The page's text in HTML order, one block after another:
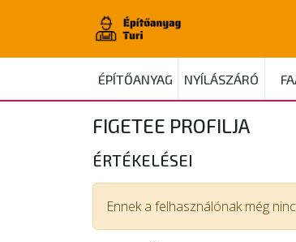
ÉPÍTŐANYAG NYÍLÁSZÁRÓ
FIGETEE PROFILJA
ÉRTÉKELÉSEI
Ennek a felhasználónak még